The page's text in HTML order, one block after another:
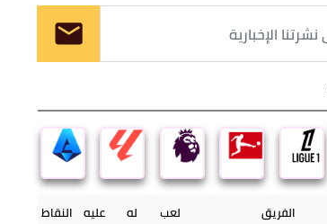
الفريق لعب له عليه النقاط